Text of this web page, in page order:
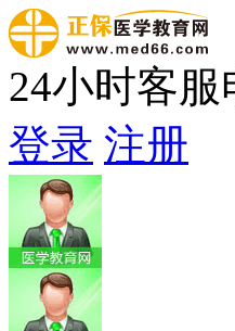
24小时客服
登录 注册